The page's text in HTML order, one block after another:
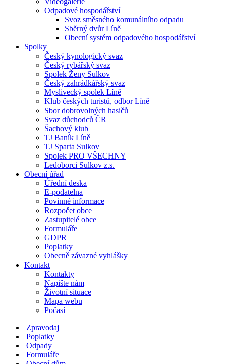
Odpadové hospodářství
Svoz směsného komunálního odpadu
Sběrný dvůr Líně
Obecní systém odpadového hospodářství
Spolky
Český kynologický svaz
Český rybářský svaz
Spolek Ženy Sulkov
Český zahrádkářský svaz
Myslivecký spolek Líně
Klub českých turistů, odbor Líně
Sbor dobrovolných hasičů
Svaz důchodců ČR
Šachový klub
TJ Baník Líně
TJ Sparta Sulkov
Spolek PRO VŠECHNY
Ledoborci Sulkov z.s.
Obecní úřad
Úřední deska
E-podatelna
Povinné informace
Rozpočet obce
Zastupitelé obce
Formuláře
GDPR
Poplatky
Obecně závazné vyhlášky
Kontakt
Kontakty
Napište nám
Životní situace
Mapa webu
Počasí
Zpravodaj
Poplatky
Odpady
Formuláře